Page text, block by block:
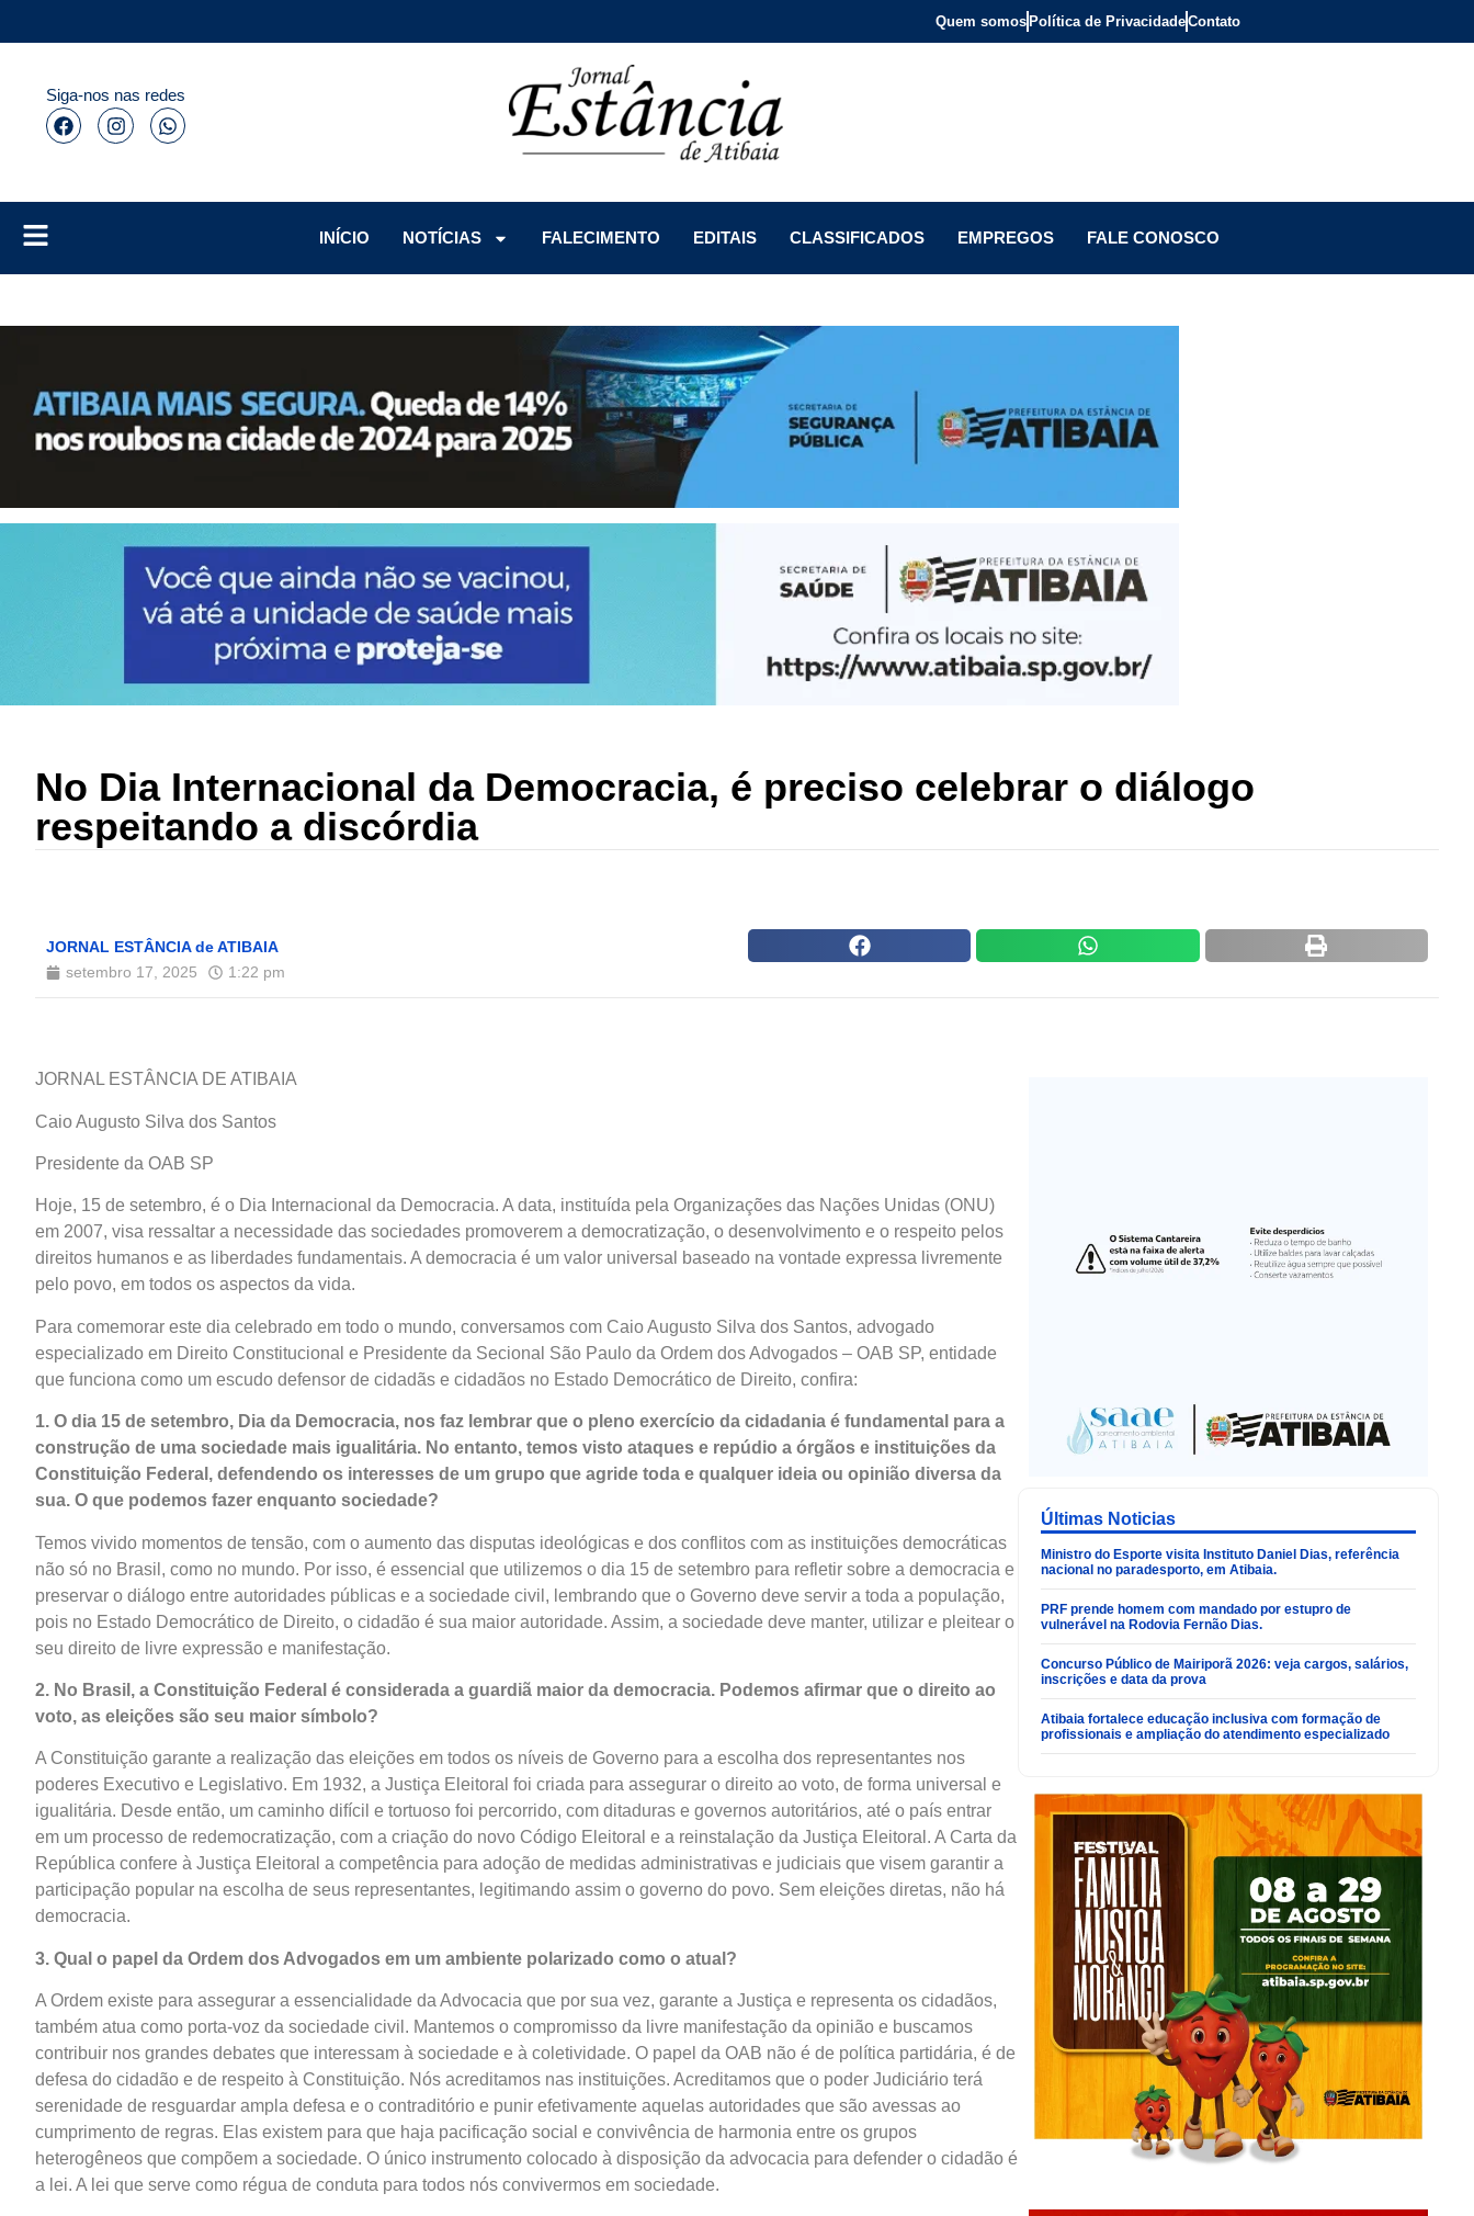
Quem somos Política de PrivacidadeContato
Siga-nos nas redes
INÍCIO
NOTÍCIAS FALECIMENTO EDITAIS CLASSIFICADOS EMPREGOS FALE CONOSCO
No Dia Internacional da Democracia, é preciso celebrar o diálogo
respeitando a discórdia
JORNAL ESTÂNCIA de ATIBAIA
setembro 17, 2025
1:22 pm
JORNAL ESTÂNCIA DE ATIBAIA
Caio Augusto Silva dos Santos
Presidente da OAB SP
Hoje, 15 de setembro, é o Dia Internacional da Democracia. A data, instituída pela Organizações das Nações Unidas (ONU)
em 2007, visa ressaltar a necessidade das sociedades promoverem a democratização, o desenvolvimento e o respeito pelos
direitos humanos e as liberdades fundamentais. A democracia é um valor universal baseado na vontade expressa livremente
pelo povo, em todos os aspectos da vida.
Para comemorar este dia celebrado em todo o mundo, conversamos com Caio Augusto Silva dos Santos, advogado
especializado em Direito Constitucional e Presidente da Secional São Paulo da Ordem dos Advogados – OAB SP, entidade
que funciona como um escudo defensor de cidadãs e cidadãos no Estado Democrático de Direito, confira:
1. O dia 15 de setembro, Dia da Democracia, nos faz lembrar que o pleno exercício da cidadania é fundamental para a
construção de uma sociedade mais igualitária. No entanto, temos visto ataques e repúdio a órgãos e instituições da
Constituição Federal, defendendo os interesses de um grupo que agride toda e qualquer ideia ou opinião diversa da
sua. O que podemos fazer enquanto sociedade?
Temos vivido momentos de tensão, com o aumento das disputas ideológicas e dos conflitos com as instituições democráticas
não só no Brasil, como no mundo. Por isso, é essencial que utilizemos o dia 15 de setembro para refletir sobre a democracia e
preservar o diálogo entre autoridades públicas e a sociedade civil, lembrando que o Governo deve servir a toda a população,
pois no Estado Democrático de Direito, o cidadão é sua maior autoridade. Assim, a sociedade deve manter, utilizar e pleitear o
seu direito de livre expressão e manifestação.
2. No Brasil, a Constituição Federal é considerada a guardiã maior da democracia. Podemos afirmar que o direito ao
voto, as eleições são seu maior símbolo?
A Constituição garante a realização das eleições em todos os níveis de Governo para a escolha dos representantes nos
poderes Executivo e Legislativo. Em 1932, a Justiça Eleitoral foi criada para assegurar o direito ao voto, de forma universal e
igualitária. Desde então, um caminho difícil e tortuoso foi percorrido, com ditaduras e governos autoritários, até o país entrar
em um processo de redemocratização, com a criação do novo Código Eleitoral e a reinstalação da Justiça Eleitoral. A Carta da
República confere à Justiça Eleitoral a competência para adoção de medidas administrativas e judiciais que visem garantir a
participação popular na escolha de seus representantes, legitimando assim o governo do povo. Sem eleições diretas, não há
democracia.
3. Qual o papel da Ordem dos Advogados em um ambiente polarizado como o atual?
A Ordem existe para assegurar a essencialidade da Advocacia que por sua vez, garante a Justiça e representa os cidadãos,
também atua como porta-voz da sociedade civil. Mantemos o compromisso da livre manifestação da opinião e buscamos
contribuir nos grandes debates que interessam à sociedade e à coletividade. O papel da OAB não é de política partidária, é de
defesa do cidadão e de respeito à Constituição. Nós acreditamos nas instituições. Acreditamos que o poder Judiciário terá
serenidade de resguardar ampla defesa e o contraditório e punir efetivamente aquelas autoridades que são avessas ao
cumprimento de regras. Elas existem para que haja pacificação social e convivência de harmonia entre os grupos
heterogêneos que compõem a sociedade. O único instrumento colocado à disposição da advocacia para defender o cidadão é
a lei. A lei que serve como régua de conduta para todos nós convivermos em sociedade.
Últimas Noticias
Ministro do Esporte visita Instituto Daniel Dias, referência
nacional no paradesporto, em Atibaia.
PRF prende homem com mandado por estupro de
vulnerável na Rodovia Fernão Dias.
Concurso Público de Mairiporã 2026: veja cargos, salários,
inscrições e data da prova
Atibaia fortalece educação inclusiva com formação de
profissionais e ampliação do atendimento especializado